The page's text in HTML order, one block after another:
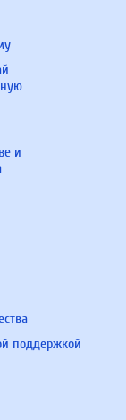
и
поддержкой